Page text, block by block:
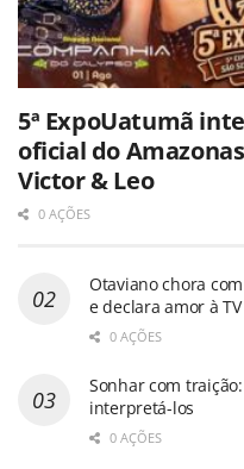
5ª ExpoUatumã
oficial do
Victor & Leo
0 AÇÕES
Otaviano chora
e declara amor à
0 AÇÕES
Sonhar com
interpretá-los
0 AÇÕES